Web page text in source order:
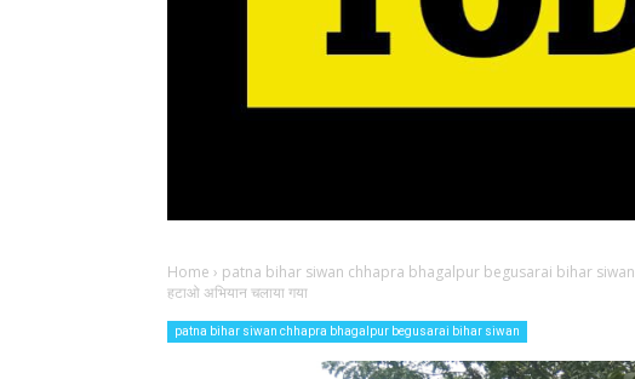
Home › patna bihar siwan chhapra bhagalpur begusarai bihar siwan
हटाओ अभियान चलाया गया
patna bihar siwan chhapra bhagalpur begusarai bihar siwan